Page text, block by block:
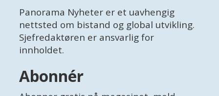
Panorama Nyheter er et uavhengig
nettsted om bistand og global utvikling.
Sjefredaktøren er ansvarlig for
innholdet.
Abonnér